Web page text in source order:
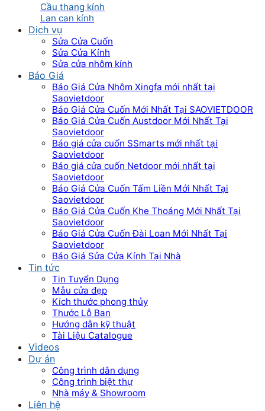
Cầu thang kính
Lan can kính
Dịch vụ
Sửa Cửa Cuốn
Sửa Cửa Kính
Sửa cửa nhôm kính
Báo Giá
Báo Giá Cửa Nhôm Xingfa mới nhất tại
Saovietdoor
Báo Giá Cửa Cuốn Mới Nhất Tại SAOVIETDOOR
Báo Giá Cửa Cuốn Austdoor Mới Nhất Tại
Saovietdoor
Báo giá cửa cuốn SSmarts mới nhất tại
Saovietdoor
Báo giá cửa cuốn Netdoor mới nhất tại
Saovietdoor
Báo Giá Cửa Cuốn Tấm Liền Mới Nhất Tại
Saovietdoor
Báo Giá Cửa Cuốn Khe Thoáng Mới Nhất Tại
Saovietdoor
Báo Giá Cửa Cuốn Đài Loan Mới Nhất Tại
Saovietdoor
Báo Giá Sửa Cửa Kính Tại Nhà
Tin tức
Tin Tuyển Dụng
Mẫu cửa đẹp
Kích thước phong thủy
Thước Lỗ Ban
Hướng dẫn kỹ thuật
Tài Liệu Catalogue
Videos
Dự án
Công trình dân dụng
Công trình biệt thự
Nhà máy & Showroom
Liên hệ